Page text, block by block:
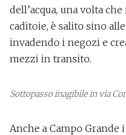
dell’acqua, una volta
caditoie, è salito sino
invadendo i negozi e
mezzi in transito.
Sottopasso inagibile in via
Anche a Campo